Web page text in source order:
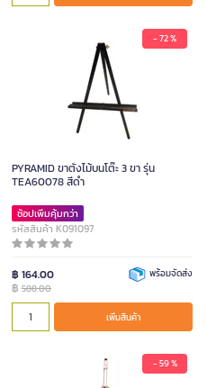
- 72 %
PYRAMID ขาตั้งไม้บนโต๊ะ 3 ขา รุ่น
TEA60078 สีดำ
ช้อปเพิ่มคุ้มกว่า
รหัสสินค้า K091097
฿ 164.00
฿ 588.00
พร้อมจัดส่ง
เพิ่มสินค้า
- 59 %